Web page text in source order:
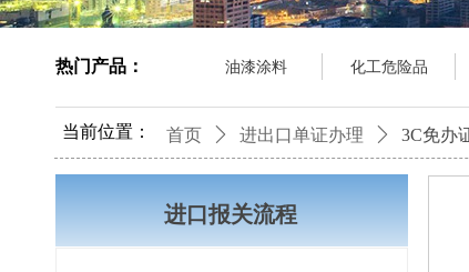
油漆涂料 化工危险品
热门产品：
当前位置： 首页 ꄲ 进出口单证办理 ꄲ 3C免办
进口报关流程